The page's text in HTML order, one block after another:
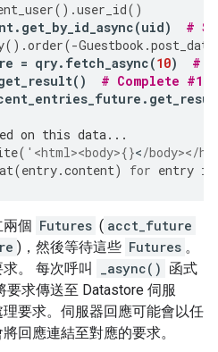
() .user_id()
. get_by_id_async(uid)
#
() .order(-Guestbook .post_date
= qry. fetch_async(10)
#
()
# Complete #1
.
on this data...
( '<html><body>{}</body></
(entry.content) for entry in
個 Futures ( acct_future
)，然後等待這些 Futures 。
。 每次呼叫
_async() 函式
要求傳送至 Datastore 伺服
要求。伺服器回應可能會以任
回應連結至對應的要求。